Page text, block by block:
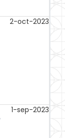
2-oct-2023
1-sep-2023